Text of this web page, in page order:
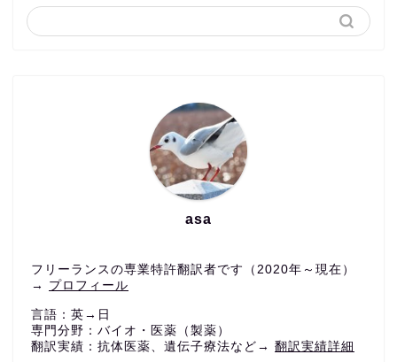
asa
フリーランスの専業特許翻訳者です（2020年～現在）
→ プロフィール
言語：英→日
専門分野：バイオ・医薬（製薬）
翻訳実績：抗体医薬、遺伝子療法など→ 翻訳実績詳細